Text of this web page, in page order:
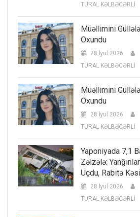
TURAL KƏLBƏCƏRLİ
Müəllimini
Oxundu
28 İyul 2026
TURAL KƏLBƏCƏRLİ
Müəllimini
Oxundu
28 İyul 2026
TURAL KƏLBƏCƏRLİ
Yaponiyada 7,1
Zəlzələ:
Uçdu, Rabitə
28 İyul 2026
TURAL KƏLBƏCƏRLİ